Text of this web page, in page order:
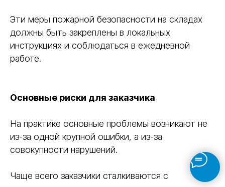
Эти меры пожарной безопасности на складах
должны быть закреплены в локальных
инструкциях и соблюдаться в ежедневной
работе.
Основные риски для заказчика
На практике основные проблемы возникают не
из-за одной крупной ошибки, а из-за
совокупности нарушений.
Чаще всего заказчики сталкиваются с